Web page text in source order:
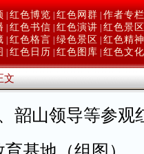
红色博览 红色网群 作者专栏
红色书信 红色演讲 红色景区
红色格言 绿色景区
红色精神
红色日历 红色图库 红色文化
文
韶山领导等参观